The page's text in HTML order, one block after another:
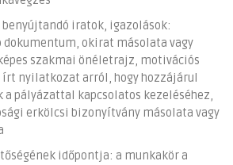
iratok, igazolások:
okirat másolata vagy
szakmai önéletrajz, motivációs
írt nyilatkozat arról, hogy hozzájárul
a pályázattal kapcsolatos kezeléséhez,
erkölcsi bizonyítvány másolata vagy
időpontja: a munkakör a